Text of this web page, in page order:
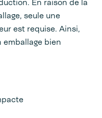
En raison de la
seule une
est requise. Ainsi,
bien